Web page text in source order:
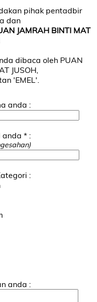
pihak pentadbir
dan
JAMRAH BINTI MAT
dibaca oleh PUAN
JUSOH,
'EMEL'.
anda :
anda * :
:
anda :